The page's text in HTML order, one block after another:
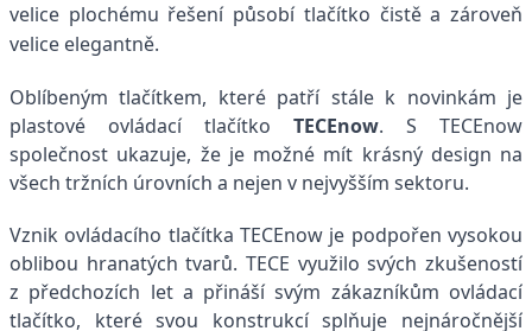
velice plochému řešení působí tlačítko čistě a zároveň
velice elegantně.
Oblíbeným tlačítkem, které patří stále k novinkám je
plastové ovládací tlačítko TECEnow. S TECEnow
společnost ukazuje, že je možné mít krásný design na
všech tržních úrovních a nejen v nejvyšším sektoru.
Vznik ovládacího tlačítka TECEnow je podpořen vysokou
oblibou hranatých tvarů. TECE využilo svých zkušeností
z předchozích let a přináší svým zákazníkům ovládací
tlačítko, které svou konstrukcí splňuje nejnáročnější